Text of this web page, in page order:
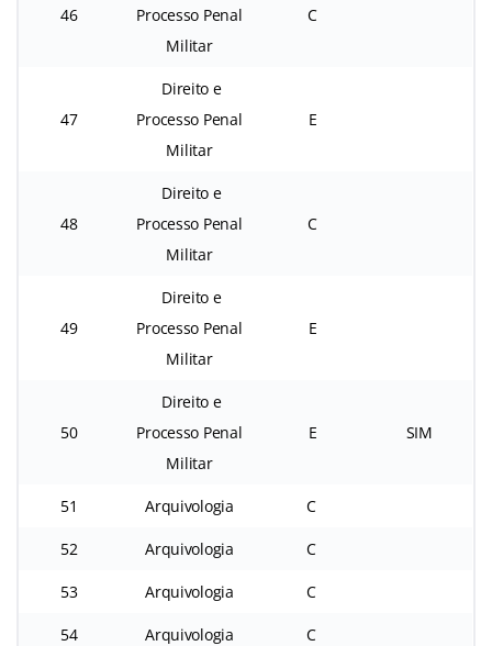
46
Processo Penal
Militar
C
47
Direito e
Processo Penal
Militar
E
48
Direito e
Processo Penal
Militar
C
49
Direito e
Processo Penal
Militar
E
50
Direito e
Processo Penal
Militar
E SIM
51 Arquivologia C
52 Arquivologia C
53 Arquivologia C
54 Arquivologia C